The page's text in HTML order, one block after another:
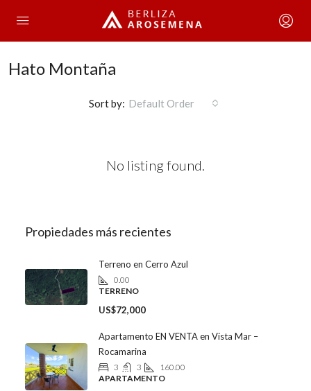
Hato Montaña
Sort by: Default Order
No listing found.
Propiedades más recientes
Terreno en Cerro Azul
0.00
TERRENO
US$72,000
Apartamento EN VENTA en Vista Mar –
Rocamarina
3 3
160.00
APARTAMENTO